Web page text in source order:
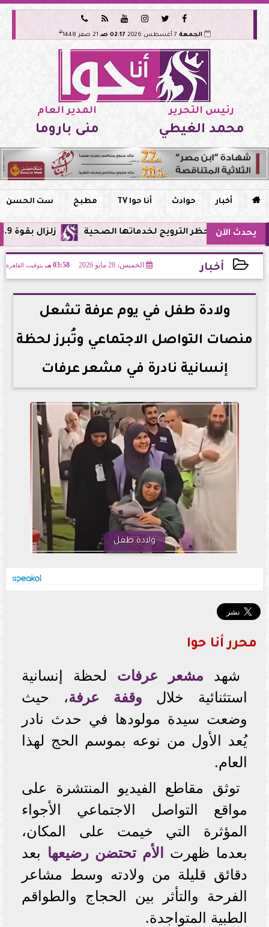






الجمعة 02:17 صـ 21 صفر 1448 هـ
رئيس التحرير
محمد الغيطي
المدير العام
منى باروما
 أخبار حوادث أنا حوا TV مطبخ ست الحسن
يحدث الآن زلزال بقوة 5.9 ريختر يشعر به سكان القاهرة وعدة محافظات.. مركزه شرق البحر المتوسط الترويج لخدماتها الصحية
أخبار الخميس، 28 مايو 2026 03:58 مـ بتوقيت القاهرة
2026-05-28 15:58:03
ولادة طفل في يوم عرفة تشعل
منصات التواصل الاجتماعي وتُبرز لحظة
إنسانية نادرة في مشعر عرفات
ولادة طفل
محرر أنا حوا
شهد مشعر عرفات لحظة إنسانية
استثنائية خلال وقفة عرفة، حيث
وضعت سيدة مولودها في حدث نادر
يُعد الأول من نوعه بموسم الحج لهذا
العام.
توثق مقاطع الفيديو المنتشرة على
مواقع التواصل الاجتماعي الأجواء
المؤثرة التي خيمت على المكان،
بعدما ظهرت
الأم تحتضن رضيعها بعد
دقائق قليلة من ولادته وسط مشاعر
الفرحة والتأثر بين الحجاج والطواقم
الطبية المتواجدة.